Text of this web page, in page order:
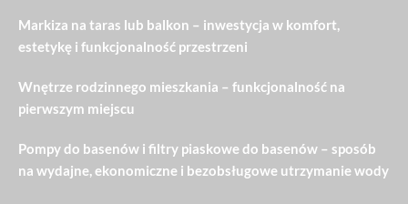
Markiza na taras lub balkon – inwestycja w komfort,
estetykę i funkcjonalność przestrzeni
Wnętrze rodzinnego mieszkania – funkcjonalność na
pierwszym miejscu
Pompy do basenów i filtry piaskowe do basenów – sposób
na wydajne, ekonomiczne i bezobsługowe utrzymanie wody